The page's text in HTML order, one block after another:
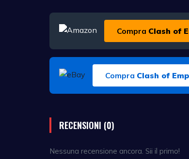
Compra Clash of
Compra Clash of
RECENSIONI (0)
Nessuna recensione ancora. Sii il primo!